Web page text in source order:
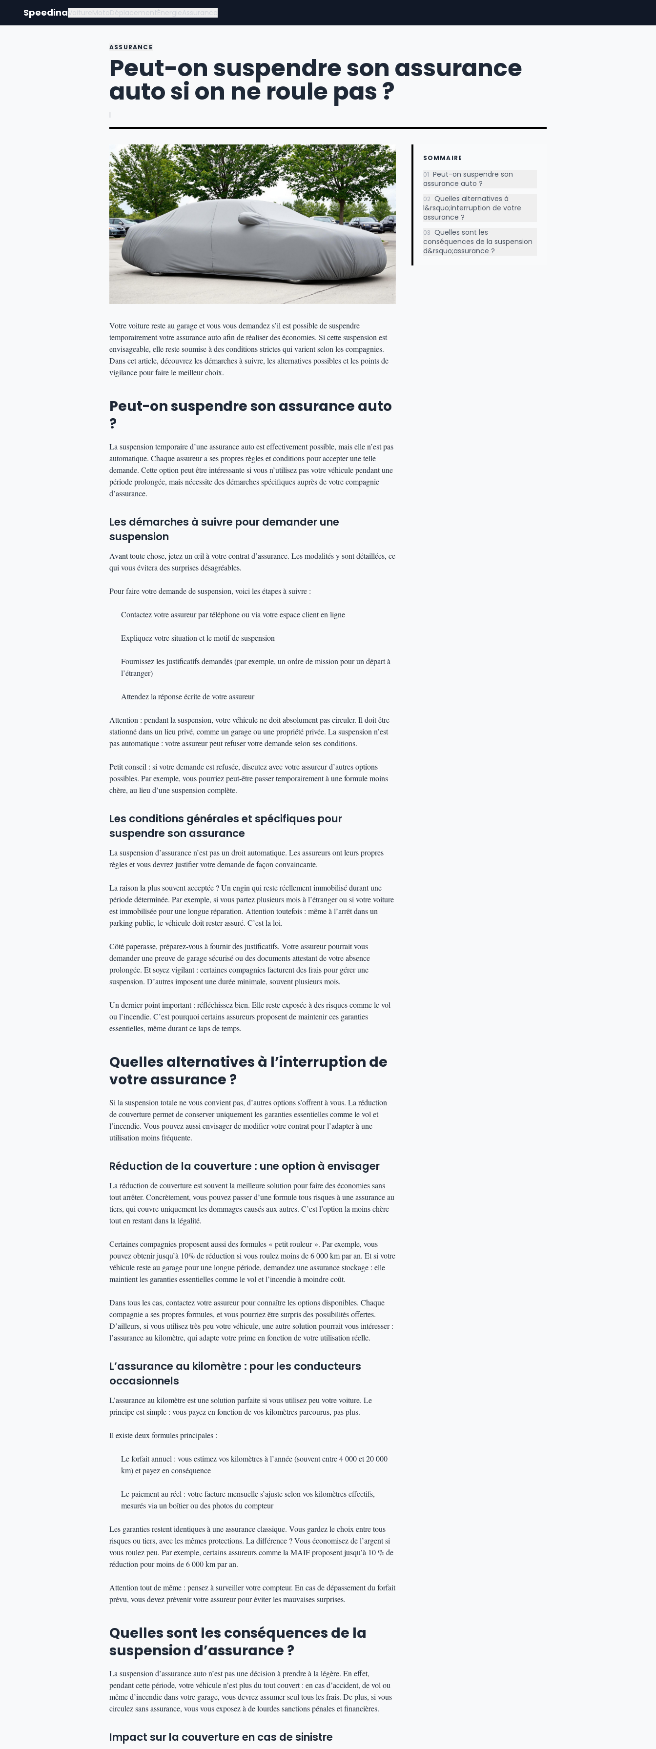
SpeedinaVoitureMotoDéplacementÉnergieAssurance
ASSURANCE
Peut-on suspendre son assurance
auto si on ne roule pas ?
|
Votre voiture reste au garage et vous vous demandez s’il est possible de suspendre
temporairement votre assurance auto afin de réaliser des économies. Si cette suspension est
envisageable, elle reste soumise à des conditions strictes qui varient selon les compagnies.
Dans cet article, découvrez les démarches à suivre, les alternatives possibles et les points de
vigilance pour faire le meilleur choix.
Peut-on suspendre son assurance auto
?
La suspension temporaire d’une assurance auto est effectivement possible, mais elle n’est pas
automatique. Chaque assureur a ses propres règles et conditions pour accepter une telle
demande. Cette option peut être intéressante si vous n’utilisez pas votre véhicule pendant une
période prolongée, mais nécessite des démarches spécifiques auprès de votre compagnie
d’assurance.
Les démarches à suivre pour demander une
suspension
Avant toute chose, jetez un œil à votre contrat d’assurance. Les modalités y sont détaillées, ce
qui vous évitera des surprises désagréables.
Pour faire votre demande de suspension, voici les étapes à suivre :
Contactez votre assureur par téléphone ou via votre espace client en ligne
Expliquez votre situation et le motif de suspension
Fournissez les justificatifs demandés (par exemple, un ordre de mission pour un départ à
l’étranger)
Attendez la réponse écrite de votre assureur
Attention : pendant la suspension, votre véhicule ne doit absolument pas circuler. Il doit être
stationné dans un lieu privé, comme un garage ou une propriété privée. La suspension n’est
pas automatique : votre assureur peut refuser votre demande selon ses conditions.
Petit conseil : si votre demande est refusée, discutez avec votre assureur d’autres options
possibles. Par exemple, vous pourriez peut-être passer temporairement à une formule moins
chère, au lieu d’une suspension complète.
Les conditions générales et spécifiques pour
suspendre son assurance
La suspension d’assurance n’est pas un droit automatique. Les assureurs ont leurs propres
règles et vous devrez justifier votre demande de façon convaincante.
La raison la plus souvent acceptée ? Un engin qui reste réellement immobilisé durant une
période déterminée. Par exemple, si vous partez plusieurs mois à l’étranger ou si votre voiture
est immobilisée pour une longue réparation. Attention toutefois : même à l’arrêt dans un
parking public, le véhicule doit rester assuré. C’est la loi.
Côté paperasse, préparez-vous à fournir des justificatifs. Votre assureur pourrait vous
demander une preuve de garage sécurisé ou des documents attestant de votre absence
prolongée. Et soyez vigilant : certaines compagnies facturent des frais pour gérer une
suspension. D’autres imposent une durée minimale, souvent plusieurs mois.
Un dernier point important : réfléchissez bien. Elle reste exposée à des risques comme le vol
ou l’incendie. C’est pourquoi certains assureurs proposent de maintenir ces garanties
essentielles, même durant ce laps de temps.
Quelles alternatives à l’interruption de
votre assurance ?
Si la suspension totale ne vous convient pas, d’autres options s’offrent à vous. La réduction
de couverture permet de conserver uniquement les garanties essentielles comme le vol et
l’incendie. Vous pouvez aussi envisager de modifier votre contrat pour l’adapter à une
utilisation moins fréquente.
Réduction de la couverture : une option à envisager
La réduction de couverture est souvent la meilleure solution pour faire des économies sans
tout arrêter. Concrètement, vous pouvez passer d’une formule tous risques à une assurance au
tiers, qui couvre uniquement les dommages causés aux autres. C’est l’option la moins chère
tout en restant dans la légalité.
Certaines compagnies proposent aussi des formules « petit rouleur ». Par exemple, vous
pouvez obtenir jusqu’à 10% de réduction si vous roulez moins de 6 000 km par an. Et si votre
véhicule reste au garage pour une longue période, demandez une assurance stockage : elle
maintient les garanties essentielles comme le vol et l’incendie à moindre coût.
Dans tous les cas, contactez votre assureur pour connaître les options disponibles. Chaque
compagnie a ses propres formules, et vous pourriez être surpris des possibilités offertes.
D’ailleurs, si vous utilisez très peu votre véhicule, une autre solution pourrait vous intéresser :
l’assurance au kilomètre, qui adapte votre prime en fonction de votre utilisation réelle.
L’assurance au kilomètre : pour les conducteurs
occasionnels
L’assurance au kilomètre est une solution parfaite si vous utilisez peu votre voiture. Le
principe est simple : vous payez en fonction de vos kilomètres parcourus, pas plus.
Il existe deux formules principales :
Le forfait annuel : vous estimez vos kilomètres à l’année (souvent entre 4 000 et 20 000
km) et payez en conséquence
Le paiement au réel : votre facture mensuelle s’ajuste selon vos kilomètres effectifs,
mesurés via un boîtier ou des photos du compteur
Les garanties restent identiques à une assurance classique. Vous gardez le choix entre tous
risques ou tiers, avec les mêmes protections. La différence ? Vous économisez de l’argent si
vous roulez peu. Par exemple, certains assureurs comme la MAIF proposent jusqu’à 10 % de
réduction pour moins de 6 000 km par an.
Attention tout de même : pensez à surveiller votre compteur. En cas de dépassement du forfait
prévu, vous devez prévenir votre assureur pour éviter les mauvaises surprises.
Quelles sont les conséquences de la
suspension d’assurance ?
La suspension d’assurance auto n’est pas une décision à prendre à la légère. En effet,
pendant cette période, votre véhicule n’est plus du tout couvert : en cas d’accident, de vol ou
même d’incendie dans votre garage, vous devrez assumer seul tous les frais. De plus, si vous
circulez sans assurance, vous vous exposez à de lourdes sanctions pénales et financières.
Impact sur la couverture en cas de sinistre
SOMMAIRE
01 Peut-on suspendre son
assurance auto ?
02 Quelles alternatives à
l&rsquo;interruption de votre
assurance ?
03 Quelles sont les
conséquences de la suspension
d&rsquo;assurance ?